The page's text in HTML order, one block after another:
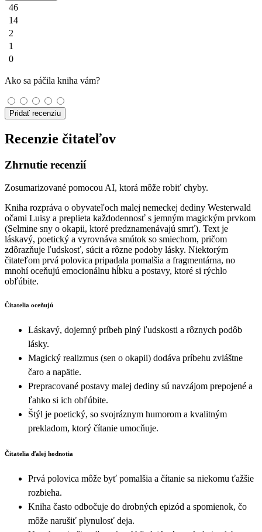
46
14
2
1
0
Ako sa páčila kniha vám?
Pridať recenziu
Recenzie čitateľov
Zhrnutie recenzií
Zosumarizované pomocou AI, ktorá môže robiť chyby.
Kniha rozpráva o obyvateľoch malej nemeckej dediny Westerwald
očami Luisy a preplieta každodennosť s jemným magickým prvkom
(Selmine sny o okapii, ktoré predznamenávajú smrť). Text je
láskavý, poetický a vyrovnáva smútok so smiechom, pričom
zdôrazňuje ľudskosť, súcit a rôzne podoby lásky. Niektorým
čitateľom prvá polovica pripadala pomalšia a fragmentárna, no
mnohí oceňujú emocionálnu hĺbku a postavy, ktoré si rýchlo
obľúbite.
Čitatelia oceňujú
Láskavý, dojemný príbeh plný ľudskosti a rôznych podôb
lásky.
Magický realizmus (sen o okapii) dodáva príbehu zvláštne
čaro a napätie.
Prepracované postavy malej dediny sú navzájom prepojené a
ľahko si ich obľúbite.
Štýl je poetický, so svojráznym humorom a kvalitným
prekladom, ktorý čítanie umocňuje.
Čitatelia ďalej hodnotia
Prvá polovica môže byť pomalšia a čítanie sa niekomu ťažšie
rozbieha.
Kniha často odbočuje do drobných epizód a spomienok, čo
môže narušiť plynulosť deja.